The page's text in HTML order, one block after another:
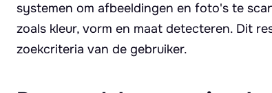
systemen om afbeeldingen en foto's te
zoals kleur, vorm en maat detecteren. Dit
zoekcriteria van de gebruiker.